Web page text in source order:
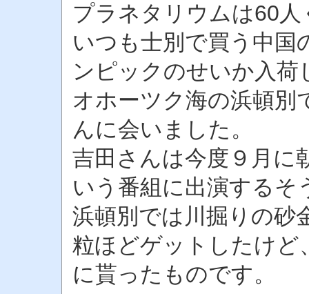
プラネタリウムは60人
いつも士別で買う中国
ンピックのせいか入荷
オホーツク海の浜頓別
んに会いました。
吉田さんは今度９月に
いう番組に出演するそ
浜頓別では川掘りの砂
粒ほどゲットしたけど
に貰ったものです。